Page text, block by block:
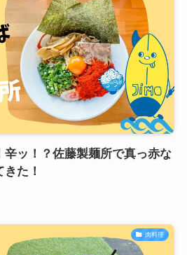
辛ッ！？佐藤製麺所で真っ赤な
た！
肉料理